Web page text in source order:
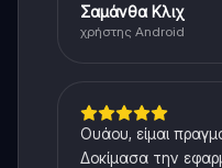
Σαμάνθα Κλιχ
χρήστης Android
Ουάου, είμαι
Δοκίμασα την